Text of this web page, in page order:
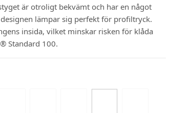
är otroligt bekvämt och har en något
lämpar sig perfekt för profiltryck.
insida, vilket minskar risken för klåda
Standard 100.